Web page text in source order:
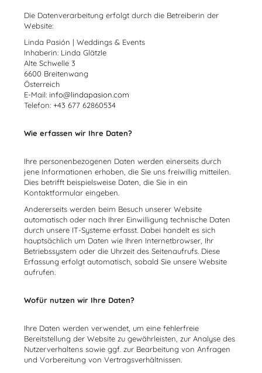
Die Datenverarbeitung erfolgt durch die Betreiberin der
Website:
Linda Pasión | Weddings & Events
Inhaberin: Linda Glätzle
Alte Schwelle 3
6600 Breitenwang
Österreich
E-Mail: info@lindapasion.com
Telefon: +43 677 62860534
Wie erfassen wir Ihre Daten?
Ihre personenbezogenen Daten werden einerseits durch
jene Informationen erhoben, die Sie uns freiwillig mitteilen.
Dies betrifft beispielsweise Daten, die Sie in ein
Kontaktformular eingeben.
Andererseits werden beim Besuch unserer Website
automatisch oder nach Ihrer Einwilligung technische Daten
durch unsere IT-Systeme erfasst. Dabei handelt es sich
hauptsächlich um Daten wie Ihren Internetbrowser, Ihr
Betriebssystem oder die Uhrzeit des Seitenaufrufs. Diese
Erfassung erfolgt automatisch, sobald Sie unsere Website
aufrufen.
Wofür nutzen wir Ihre Daten?
Ihre Daten werden verwendet, um eine fehlerfreie
Bereitstellung der Website zu gewährleisten, zur Analyse des
Nutzerverhaltens sowie ggf. zur Bearbeitung von Anfragen
und Vorbereitung von Vertragsverhältnissen.